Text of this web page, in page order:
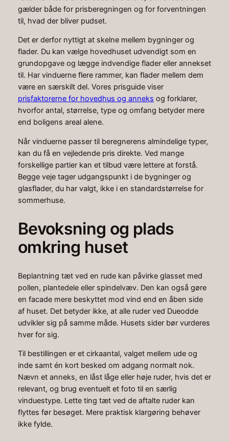
gælder både for prisberegningen og for forventningen
til, hvad der bliver pudset.
Det er derfor nyttigt at skelne mellem bygninger og
flader. Du kan vælge hovedhuset udvendigt som en
grundopgave og lægge indvendige flader eller annekset
til. Har vinduerne flere rammer, kan flader mellem dem
være en særskilt del. Vores prisguide viser
prisfaktorerne for hovedhus og anneks og forklarer,
hvorfor antal, størrelse, type og omfang betyder mere
end boligens areal alene.
Når vinduerne passer til beregnerens almindelige typer,
kan du få en vejledende pris direkte. Ved mange
forskellige partier kan et tilbud være lettere at forstå.
Begge veje tager udgangspunkt i de bygninger og
glasflader, du har valgt, ikke i en standardstørrelse for
sommerhuse.
Bevoksning og plads
omkring huset
Beplantning tæt ved en rude kan påvirke glasset med
pollen, plantedele eller spindelvæv. Den kan også gøre
en facade mere beskyttet mod vind end en åben side
af huset. Det betyder ikke, at alle ruder ved Dueodde
udvikler sig på samme måde. Husets sider bør vurderes
hver for sig.
Til bestillingen er et cirkaantal, valget mellem ude og
inde samt én kort besked om adgang normalt nok.
Nævn et anneks, en låst låge eller høje ruder, hvis det er
relevant, og brug eventuelt et foto til en særlig
vinduestype. Lette ting tæt ved de aftalte ruder kan
flyttes før besøget. Mere praktisk klargøring behøver
ikke fylde.